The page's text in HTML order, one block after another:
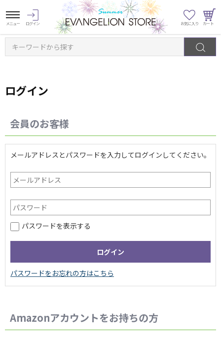
キーワードから探す
ログイン
会員のお客様
メールアドレスとパスワードを入力してログインしてください。
パスワードを表示する
Amazonアカウントをお持ちの方